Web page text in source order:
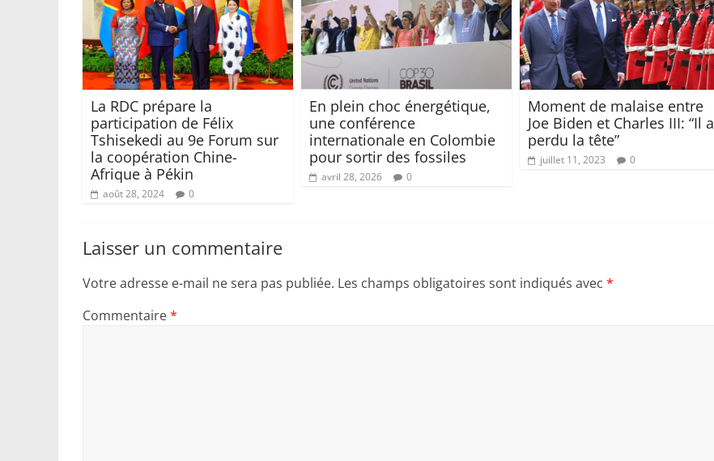
La RDC prépare la
participation de Félix
Tshisekedi au 9e Forum sur
la coopération Chine-
Afrique à Pékin
août 28, 2024 0
En plein choc énergétique,
une conférence
internationale en Colombie
pour sortir des fossiles
avril 28, 2026 0
Moment de malaise entre
Joe Biden et Charles III: “Il a
perdu la tête”
juillet 11, 2023 0
Laisser un commentaire
Votre adresse e-mail ne sera pas publiée. Les champs obligatoires sont indiqués avec *
Commentaire*